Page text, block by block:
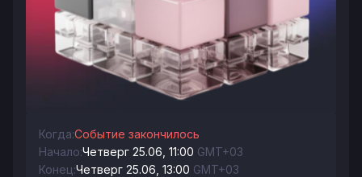
Когда:Событие закончилось
Начало:Четверг 25.06, 11:00 GMT+03
Конец:Четверг 25.06, 13:00 GMT+03